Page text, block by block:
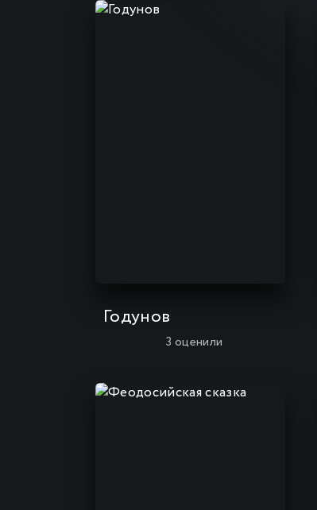
Годунов
3 оценили